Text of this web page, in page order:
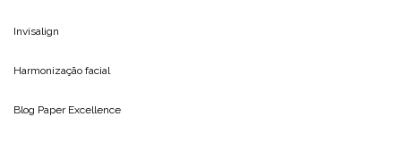
Invisalign
Harmonização facial
Blog Paper Excellence